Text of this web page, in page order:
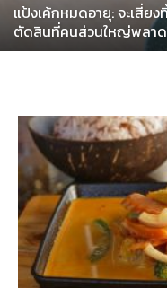
แป้งเค้กหมดอายุ: จะเสี่ย
ตัดสินที่คนส่วนใหญ่พลาด